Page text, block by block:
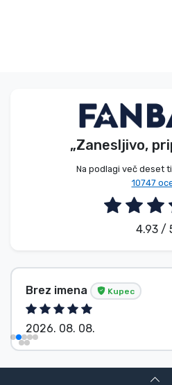
„Zanesljivo,
Na podlagi več deset
10747
4.93 /
Brez imena Kupec
2026. 08. 08.
Blagovne znamke